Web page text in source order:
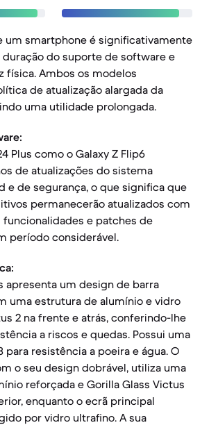
um smartphone é significativamente
duração do suporte de software e
física. Ambos os modelos
de atualização alargada da
uma utilidade prolongada.
Plus como o Galaxy Z Flip6
de atualizações do sistema
e de segurança, o que significa que
permanecerão atualizados com
funcionalidades e patches de
período considerável.
apresenta um design de barra
uma estrutura de alumínio e vidro
2 na frente e atrás, conferindo-lhe
a riscos e quedas. Possui uma
para resistência a poeira e água. O
o seu design dobrável, utiliza uma
reforçada e Gorilla Glass Victus
enquanto o ecrã principal
por vidro ultrafino. A sua